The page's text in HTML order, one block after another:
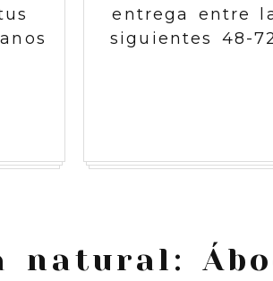
entrega entre
siguientes 48-
natural: